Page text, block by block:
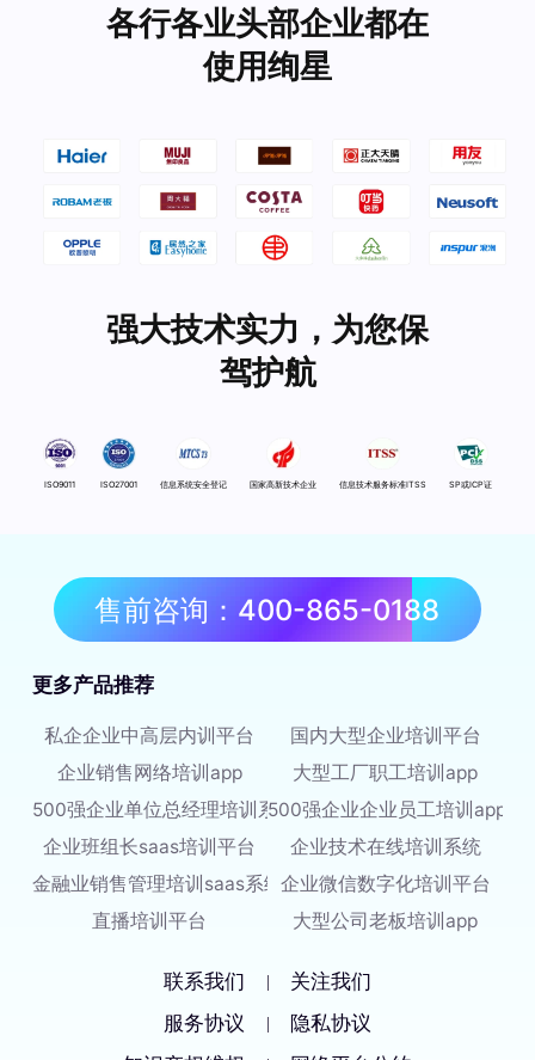
各行各业头部企业都在
使用绚星
强大技术实力，为您保
驾护航
ISO9011 ISO27001 信息系统安全登记 国家高新技术企业 信息技术服务标准ITSS SP或ICP证
售前咨询：400-865-0188
更多产品推荐
私企企业中高层内训平台
国内大型企业培训平台
企业销售网络培训app
大型工厂职工培训app
500强企业单位总经理培训系统500强企业企业员工培训app
企业班组长saas培训平台
企业技术在线培训系统
金融业销售管理培训saas系统企业微信数字化培训平台
直播培训平台
大型公司老板培训app
联系我们 |
关注我们
服务协议
|
隐私协议